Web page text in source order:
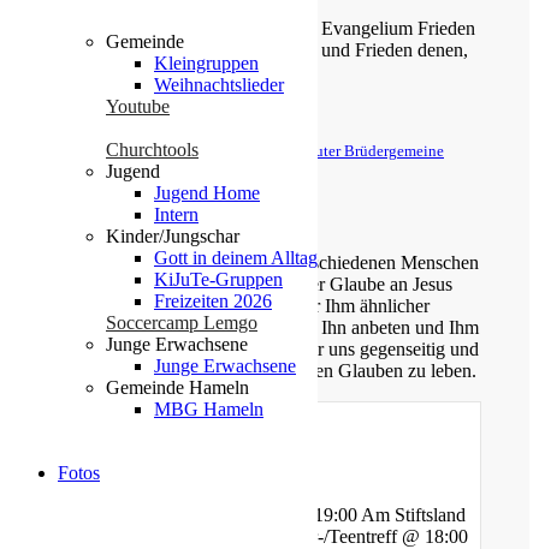
Gemeinde
Kleingruppen
Weihnachtslieder
Youtube
Churchtools
Jugend
Jugend Home
Intern
Kinder/Jungschar
Gott in deinem Alltag
KiJuTe-Gruppen
Freizeiten 2026
Soccercamp Lemgo
Junge Erwachsene
Junge Erwachsene
Gemeinde Hameln
MBG Hameln
Fotos
Christus ist gekommen und hat im Evangelium Frieden
verkündigt euch, die ihr fern wart, und Frieden denen,
die nahe waren.
Epheser 2,17
© Evangelische Brüder-Unität – Herrnhuter Brüdergemeine
Weitere Informationen finden Sie hier
Unsere Gemeinde besteht aus verschiedenen Menschen
jeden Alters, die eins verbindet: der Glaube an Jesus
Christus. Gemeinsam möchten wir Ihm ähnlicher
werden, Sein Wort kennen lernen, Ihn anbeten und Ihm
nachfolgen. Dabei unterstützen wir uns gegenseitig und
ermutigen uns auch im Alltag diesen Glauben zu leben.
Gottesdienste
Mittwoch - Bibelstunde @ 19:00 Am Stiftsland
Freitag - Gebet und Kinder-/Teentreff @ 18:00